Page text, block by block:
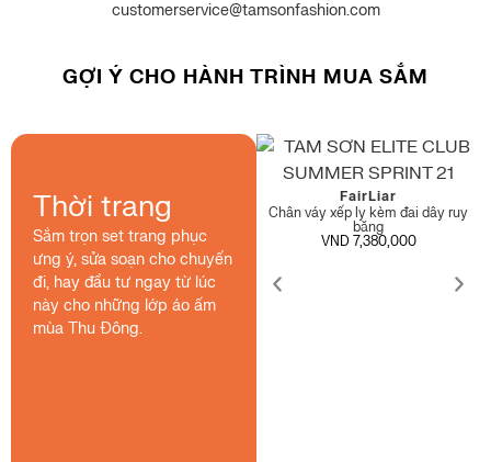
customerservice@tamsonfashion.com
GỢI Ý CHO HÀNH TRÌNH MUA SẮM
Thời trang
Sắm trọn set trang phục
ưng ý, sửa soạn cho chuyến
đi, hay đầu tư ngay từ lúc
này cho những lớp áo ấm
mùa Thu Đông.
FairLiar
Quần bootcut có túi áo ruy băng
VND 7,790,000
FairLiar
Chân váy xếp ly kèm đai dây ruy
băng
VND 7,380,000